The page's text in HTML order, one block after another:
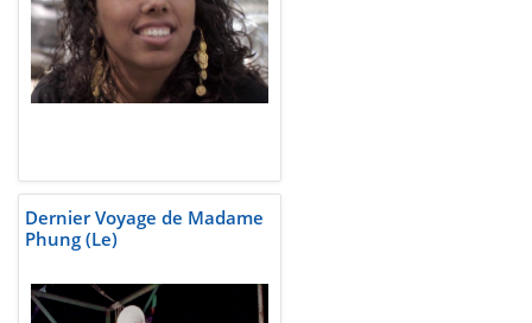
Dernier Voyage de Madame
Phung (Le)